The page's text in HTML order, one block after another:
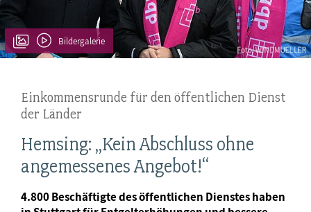
Bildergalerie
Einkommensrunde für den öffentlichen Dienst
der Länder
Hemsing: „Kein Abschluss ohne
angemessenes Angebot!“
4.800 Beschäftigte des öffentlichen Dienstes haben